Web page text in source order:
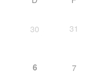
30 31
6 7